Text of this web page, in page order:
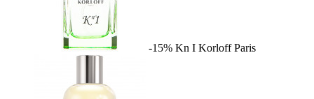
-15% Kn I Korloff Paris